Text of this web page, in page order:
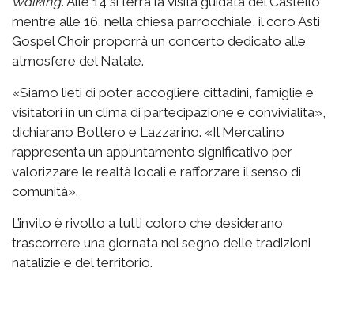
mentre alle 16, nella chiesa parrocchiale, il coro Asti
Gospel Choir proporrà un concerto dedicato alle
atmosfere del Natale.
«Siamo lieti di poter accogliere cittadini, famiglie e
visitatori in un clima di partecipazione e convivialità»,
dichiarano Bottero e Lazzarino. «Il Mercatino
rappresenta un appuntamento significativo per
valorizzare le realtà locali e rafforzare il senso di
comunità».
L’invito è rivolto a tutti coloro che desiderano
trascorrere una giornata nel segno delle tradizioni
natalizie e del territorio.